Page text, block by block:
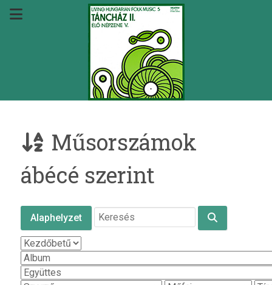
Műsorszámok
ábécé szerint
Alaphelyzet